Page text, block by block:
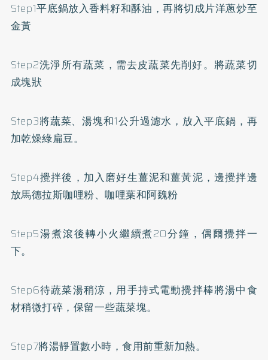
Step1平底鍋放入香料籽和酥油，再將切成片洋蔥炒至
金黃
Step2洗淨所有蔬菜，需去皮蔬菜先削好。將蔬菜切
成塊狀
Step3將蔬菜、湯塊和1公升過濾水，放入平底鍋，再
加乾燥綠扁豆。
Step4攪拌後，加入磨好生薑泥和薑黃泥，邊攪拌邊
放馬德拉斯咖哩粉、咖哩葉和阿魏粉
Step5湯煮滾後轉小火繼續煮20分鐘，偶爾攪拌一
下。
Step6待蔬菜湯稍涼，用手持式電動攪拌棒將湯中食
材稍微打碎，保留一些蔬菜塊。
Step7將湯靜置數小時，食用前重新加熱。